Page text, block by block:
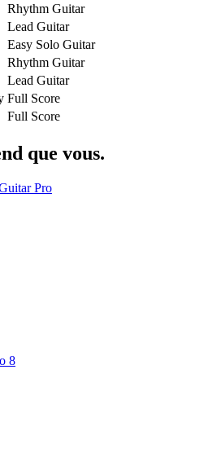
Rhythm Guitar
Lead Guitar
Easy Solo Guitar
Rhythm Guitar
Lead Guitar
Full Score
Full Score
que vous.
Pro
8